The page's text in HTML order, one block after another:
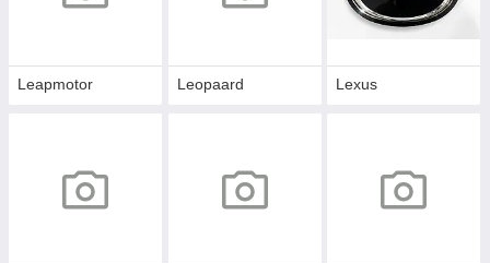
Leapmotor Leopaard Lexus